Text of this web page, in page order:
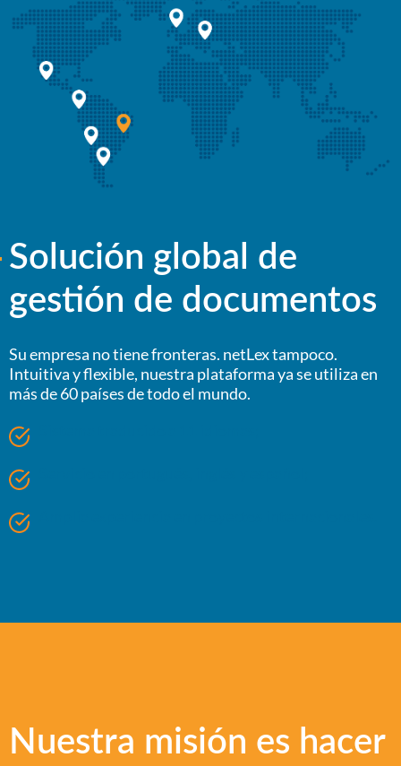
Solución global de
gestión de documentos
Su empresa no tiene fronteras. netLex tampoco.
Intuitiva y flexible, nuestra plataforma ya se utiliza en
más de 60 países de todo el mundo.
Nuestra misión es hacer